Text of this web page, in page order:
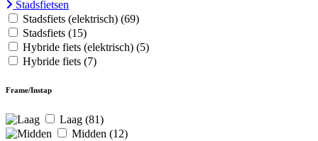
Stadsfietsen
Stadsfiets (elektrisch) (69)
Stadsfiets (15)
Hybride fiets (elektrisch) (5)
Hybride fiets (7)
Frame/Instap
Laag (81)
Midden (12)